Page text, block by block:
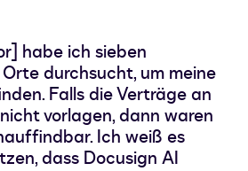
habe ich sieben
durchsucht, um meine
Falls die Verträge an
vorlagen, dann waren
Ich weiß es
dass Docusign AI